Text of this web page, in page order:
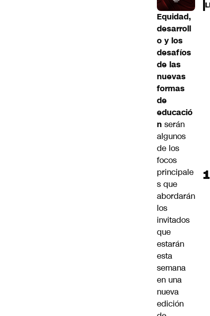
Equidad,
desarroll
o y los
desafíos
de las
nuevas
formas
de
educació
n serán
algunos
de los
focos
principale
s que
abordarán
los
invitados
que
estarán
esta
semana
en una
nueva
edición